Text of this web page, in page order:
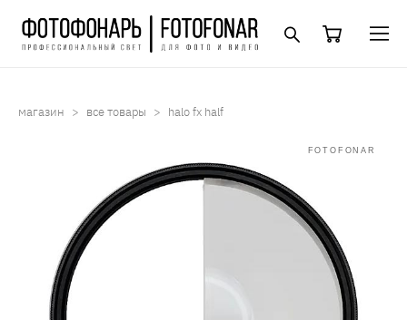
магазин > все товары > halo fx half
FOTOFONAR